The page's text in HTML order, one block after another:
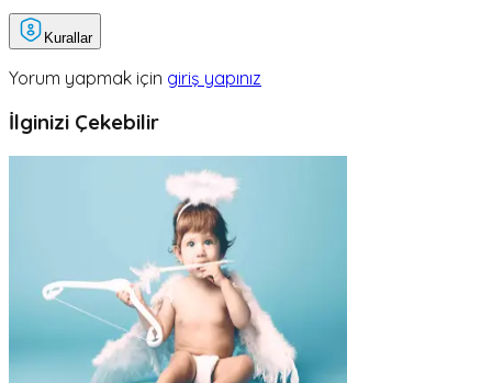
Kurallar
Yorum yapmak için giriş yapınız
İlginizi Çekebilir